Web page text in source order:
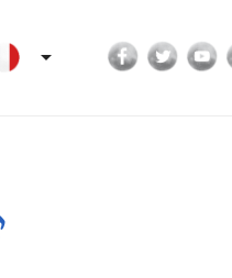
 Facebook